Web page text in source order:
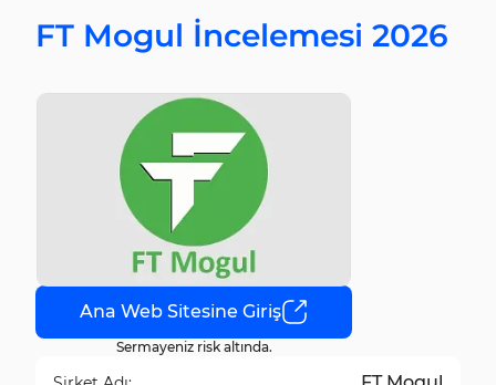
FT Mogul İncelemesi 2026
Ana Web Sitesine Giriş
Sermayeniz risk altında.